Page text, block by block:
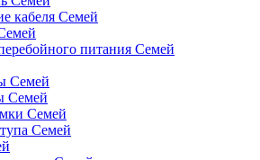
кабеля Семей
питания Семей
Семей
Семей
Семей
Семей